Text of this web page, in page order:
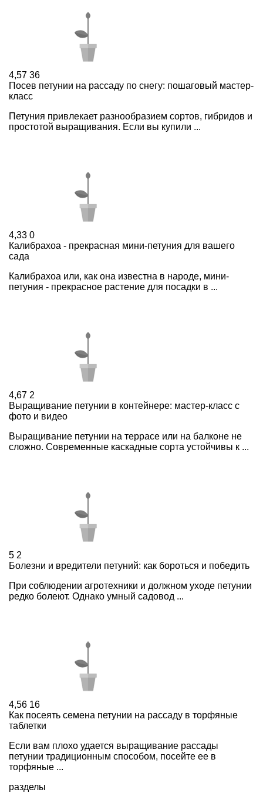
4,57 36
Посев петунии на рассаду по снегу: пошаговый мастер-
класс
Петуния привлекает разнообразием сортов, гибридов и
простотой выращивания. Если вы купили ...
4,33 0
Калибрахоа - прекрасная мини-петуния для вашего
сада
Калибрахоа или, как она известна в народе, мини-
петуния - прекрасное растение для посадки в ...
4,67 2
Выращивание петунии в контейнере: мастер-класс с
фото и видео
Выращивание петунии на террасе или на балконе не
сложно. Современные каскадные сорта устойчивы к ...
5 2
Болезни и вредители петуний: как бороться и победить
При соблюдении агротехники и должном уходе петунии
редко болеют. Однако умный садовод ...
4,56 16
Как посеять семена петунии на рассаду в торфяные
таблетки
Если вам плохо удается выращивание рассады
петунии традиционным способом, посейте ее в
торфяные ...
разделы